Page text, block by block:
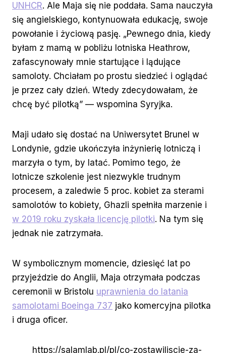
UNHCR. Ale Maja się nie poddała. Sama nauczyła
się angielskiego, kontynuowała edukację, swoje
powołanie i życiową pasję. „Pewnego dnia, kiedy
byłam z mamą w pobliżu lotniska Heathrow,
zafascynowały mnie startujące i lądujące
samoloty. Chciałam po prostu siedzieć i oglądać
je przez cały dzień. Wtedy zdecydowałam, że
chcę być pilotką” — wspomina Syryjka.
Maji udało się dostać na Uniwersytet Brunel w
Londynie, gdzie ukończyła inżynierię lotniczą i
marzyła o tym, by latać. Pomimo tego, że
lotnicze szkolenie jest niezwykle trudnym
procesem, a zaledwie 5 proc. kobiet za sterami
samolotów to kobiety, Ghazli spełniła marzenie i
w 2019 roku zyskała licencję pilotki. Na tym się
jednak nie zatrzymała.
W symbolicznym momencie, dziesięć lat po
przyjeździe do Anglii, Maja otrzymała podczas
ceremonii w Bristolu uprawnienia do latania
samolotami Boeinga 737 jako komercyjna pilotka
i druga oficer.
https://salamlab.pl/pl/co-zostawiliscie-za-